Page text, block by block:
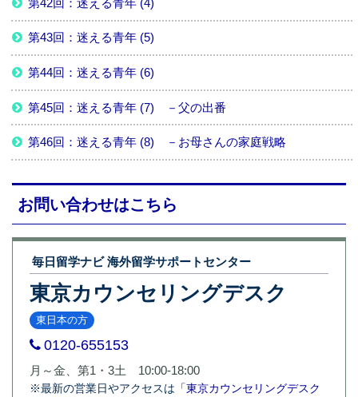
第43回：迷える青年 (5)
第44回：迷える青年 (6)
第45回：迷える青年 (7) －父の出番
第46回：迷える青年 (8) －お母さんの家庭戦略
お問い合わせはこちら
毎日留学ナビ 海外留学サポートセンター
東京カウンセリングデスク
東日本の方
0120-655153
月～金、第1・3土 10:00-18:00
※最新の営業日やアクセスは 「東京カウンセリングデスク